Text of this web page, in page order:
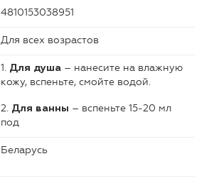
4810153038951
Для всех возрастов
1. Для душа – нанесите на влажную
кожу, вспеньте, смойте водой.
2. Для ванны – вспеньте 15-20 мл
под
Беларусь